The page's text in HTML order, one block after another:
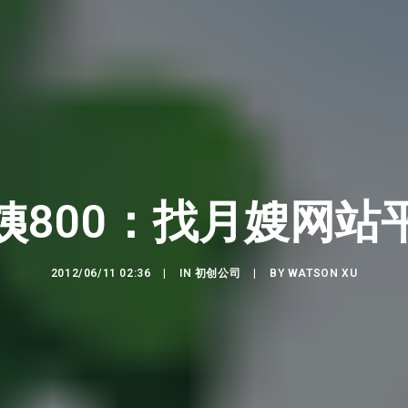
800：找月嫂网站
2012/06/11 02:36 IN 初创公司 BY WATSON XU